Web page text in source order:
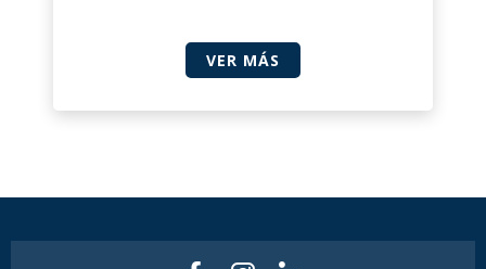
VER MÁS